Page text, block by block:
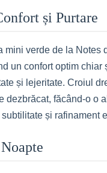
și Purtare
mini verde de la
un confort optim
și lejeritate. Croiul
dezbrăcat, făcând-o
și rafinament